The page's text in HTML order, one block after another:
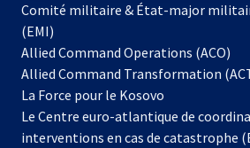
Comité militaire & État-major
(EMI)
Allied Command Operations (ACO)
Allied Command Transformation
La Force pour le Kosovo
dans
un
Le Centre euro-atlantique de
interventions en cas de catastrophe